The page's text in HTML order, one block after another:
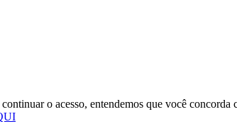
o acesso, entendemos que você concorda